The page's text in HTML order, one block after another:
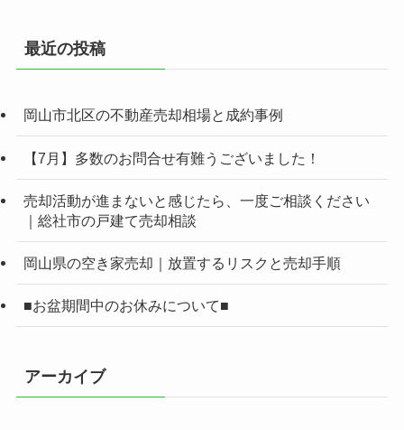
最近の投稿
岡山市北区の不動産売却相場と成約事例
【7月】多数のお問合せ有難うございました！
売却活動が進まないと感じたら、一度ご相談ください
｜総社市の戸建て売却相談
岡山県の空き家売却｜放置するリスクと売却手順
■お盆期間中のお休みについて■
アーカイブ